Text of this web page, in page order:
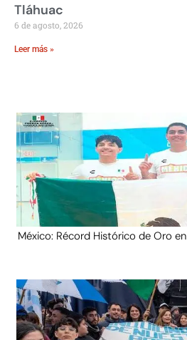
Tláhuac
6 de agosto, 2026
Leer más »
México: Récord Histórico de Oro